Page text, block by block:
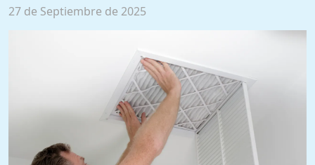
27 de Septiembre de 2025